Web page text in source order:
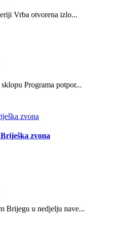
Vrba otvorena izlo...
Programa potpor...
zvona
Brijegu u nedjelju nave...